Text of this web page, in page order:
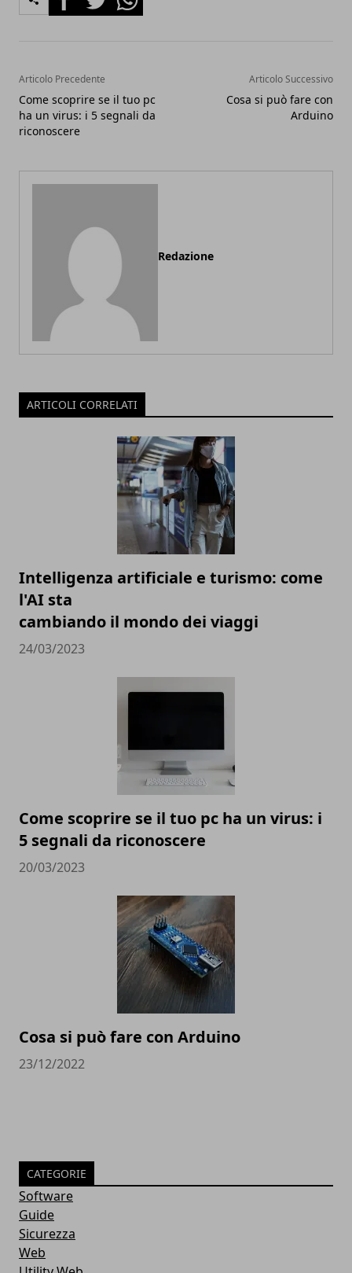
Articolo Precedente
Come scoprire se il tuo pc
ha un virus: i 5 segnali da
riconoscere
Articolo Successivo
Cosa si può fare con
Arduino
Redazione
ARTICOLI CORRELATI
Intelligenza artificiale e turismo: come
l'AI sta
cambiando il mondo dei viaggi
24/03/2023
Come scoprire se il tuo pc ha un virus: i
5 segnali da riconoscere
20/03/2023
Cosa si può fare con Arduino
23/12/2022
CATEGORIE
Software
Guide
Sicurezza
Web